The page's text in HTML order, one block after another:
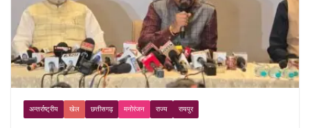
अन्तर्राष्ट्रीय खेल छत्तीसगढ़ मनोरंजन राज्य रायपुर